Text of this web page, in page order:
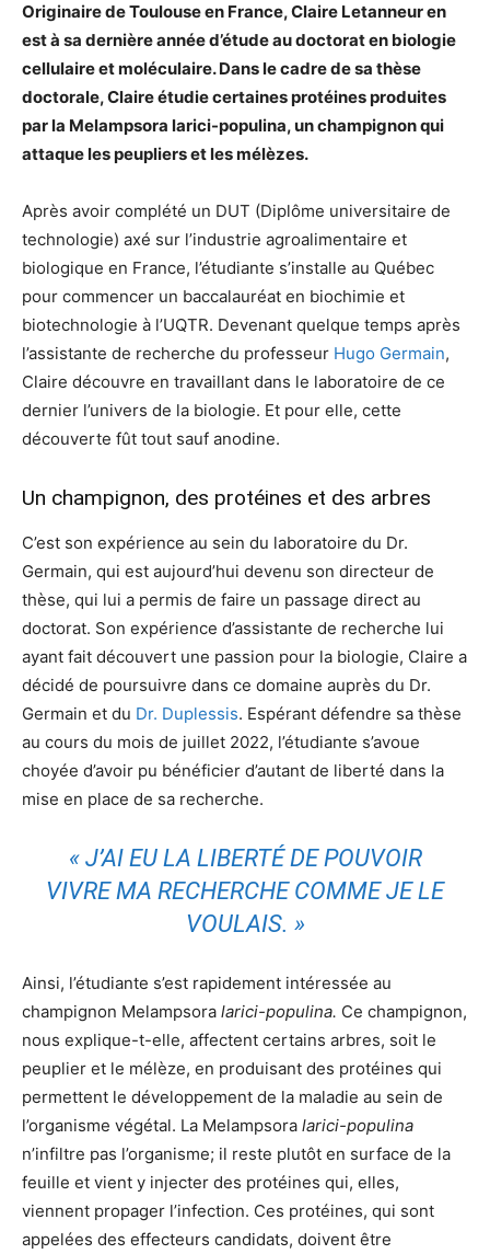
Originaire de Toulouse en France, Claire Letanneur en
est à sa dernière année d’étude au doctorat en biologie
cellulaire et moléculaire. Dans le cadre de sa thèse
doctorale, Claire étudie certaines protéines produites
par la Melampsora larici-populina, un champignon qui
attaque les peupliers et les mélèzes.
Après avoir complété un DUT (Diplôme universitaire de
technologie) axé sur l’industrie agroalimentaire et
biologique en France, l’étudiante s’installe au Québec
pour commencer un baccalauréat en biochimie et
biotechnologie à l’UQTR. Devenant quelque temps après
l’assistante de recherche du professeur Hugo Germain,
Claire découvre en travaillant dans le laboratoire de ce
dernier l’univers de la biologie. Et pour elle, cette
découverte fût tout sauf anodine.
Un champignon, des protéines et des arbres
C’est son expérience au sein du laboratoire du Dr.
Germain, qui est aujourd’hui devenu son directeur de
thèse, qui lui a permis de faire un passage direct au
doctorat. Son expérience d’assistante de recherche lui
ayant fait découvert une passion pour la biologie, Claire a
décidé de poursuivre dans ce domaine auprès du Dr.
Germain et du Dr. Duplessis. Espérant défendre sa thèse
au cours du mois de juillet 2022, l’étudiante s’avoue
choyée d’avoir pu bénéficier d’autant de liberté dans la
mise en place de sa recherche.
« J’AI EU LA LIBERTÉ DE POUVOIR
VIVRE MA RECHERCHE COMME JE LE
VOULAIS. »
Ainsi, l’étudiante s’est rapidement intéressée au
champignon Melampsora larici-populina. Ce champignon,
nous explique-t-elle, affectent certains arbres, soit le
peuplier et le mélèze, en produisant des protéines qui
permettent le développement de la maladie au sein de
l’organisme végétal. La Melampsora larici-populina
n’infiltre pas l’organisme; il reste plutôt en surface de la
feuille et vient y injecter des protéines qui, elles,
viennent propager l’infection. Ces protéines, qui sont
appelées des effecteurs candidats, doivent être